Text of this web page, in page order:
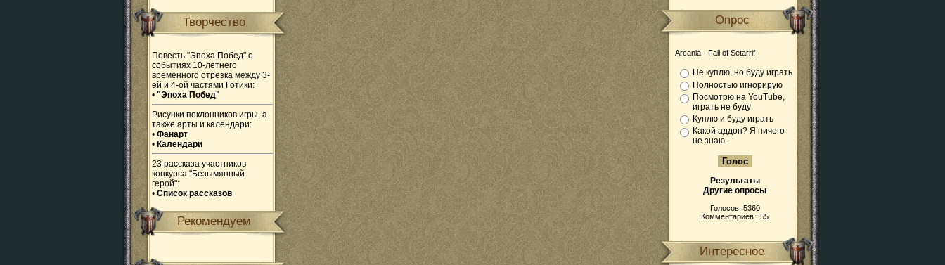
Творчество
Повесть "Эпоха Побед" о
событиях 10-летнего
временного отрезка между 3-
ей и 4-ой частями Готики:
• "Эпоха Побед"
Рисунки поклонников игры, а
также арты и календари:
• Фанарт
• Календари
23 рассказа участников
конкурса "Безымянный
герой":
• Список рассказов
Рекомендуем
Опрос
Arcania - Fall of Setarrif
Не куплю, но буду играть
Полностью игнорирую
Посмотрю на YouTube,
играть не буду
Куплю и буду играть
Какой аддон? Я ничего
не знаю.
Результаты
Другие опросы
Голосов: 5360
Комментариев : 55
Интересное